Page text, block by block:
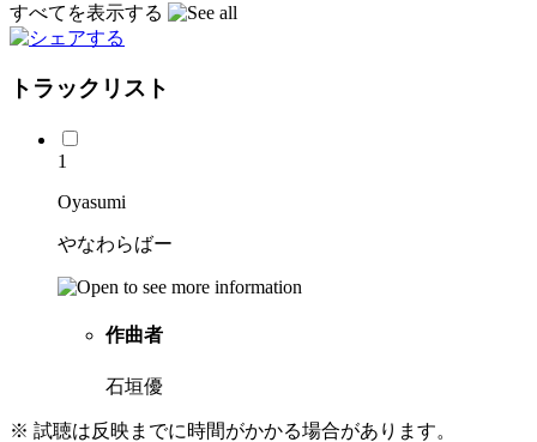
すべてを表示する
トラックリスト
1
Oyasumi
やなわらばー
作曲者
石垣優
※ 試聴は反映までに時間がかかる場合があります。